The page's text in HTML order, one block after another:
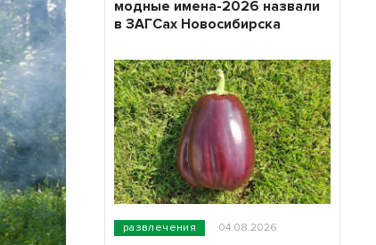
модные имена-2026 назвали
в ЗАГСах Новосибирска
развлечения 04.08.2026